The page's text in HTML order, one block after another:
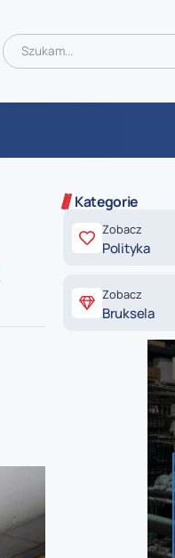
Kategorie
Zobacz
Polityka
Zobacz
Bruksela